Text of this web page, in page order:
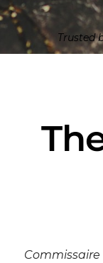
Trusted